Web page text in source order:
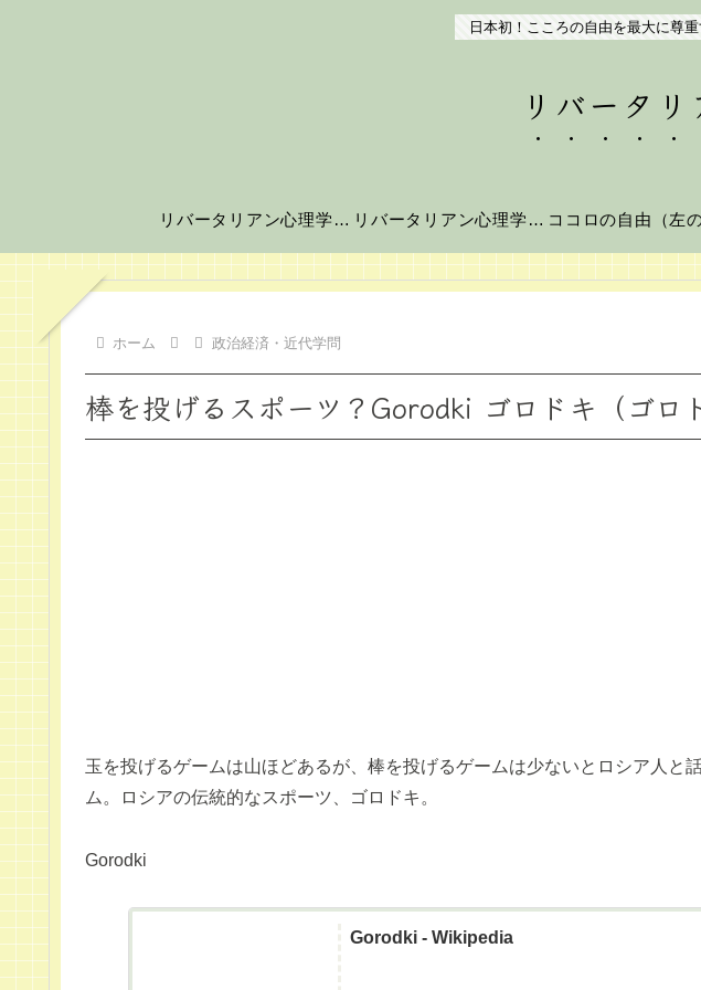
日本初！こころの自由を最大に尊
リバータ
リバータリアン心理学の世界へようこそ！ リバータリアン心理学とは？
ホーム 政治経済・近代学問
棒を投げるスポーツ？Gorodki ゴロドキ（ゴロ
玉を投げるゲームは山ほどあるが、棒を投げるゲームは少ないとロシア人と
ム。ロシアの伝統的なスポーツ、ゴロドキ。
Gorodki
Gorodki - Wikipedia